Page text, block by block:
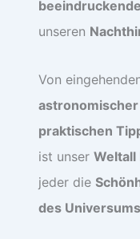
unseren
Von
astronomischer
praktischen
ist unser Weltall
jeder die
des Universums